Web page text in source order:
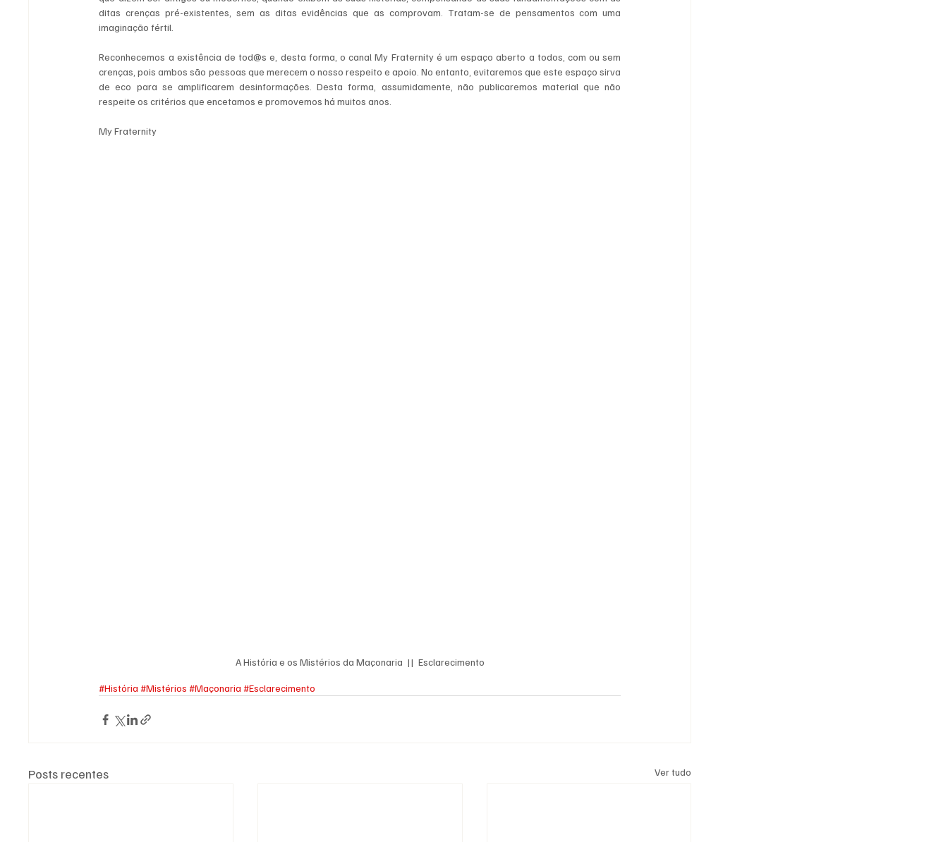
ditas crenças pré-existentes, sem as ditas evidências que as comprovam. Tratam-se de pensamentos com uma
imaginação fértil.
Reconhecemos a existência de tod@s e, desta forma, o canal My Fraternity é um espaço aberto a todos, com ou sem
crenças, pois ambos são pessoas que merecem o nosso respeito e apoio. No entanto, evitaremos que este espaço sirva
de eco para se amplificarem desinformações. Desta forma, assumidamente, não publicaremos material que não
respeite os critérios que encetamos e promovemos há muitos anos.
My Fraternity
A História e os Mistérios da Maçonaria  ||  Esclarecimento
#História #Mistérios #Maçonaria #Esclarecimento
Posts recentes Ver tudo